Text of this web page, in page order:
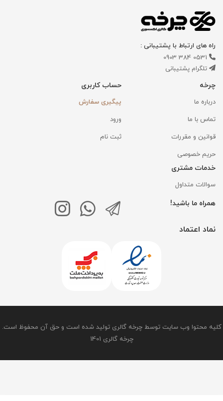
راه های ارتباط با پشتیبانی :
0531 384 0903
تلگرام پشتیبانی
چرخه
درباره ما
تماس با ما
قوانین و مقررات
حریم خصوصی
حساب کاربری
پیگیری سفارش
ورود
ثبت نام
خدمات مشتری
سوالات متداول
همراه ما باشید!
نماد اعتماد
کلیه محتوا وب سایت توسط چرخه گالری تولید شده است و حق آن محفوظ است.
چرخه گالری 1401